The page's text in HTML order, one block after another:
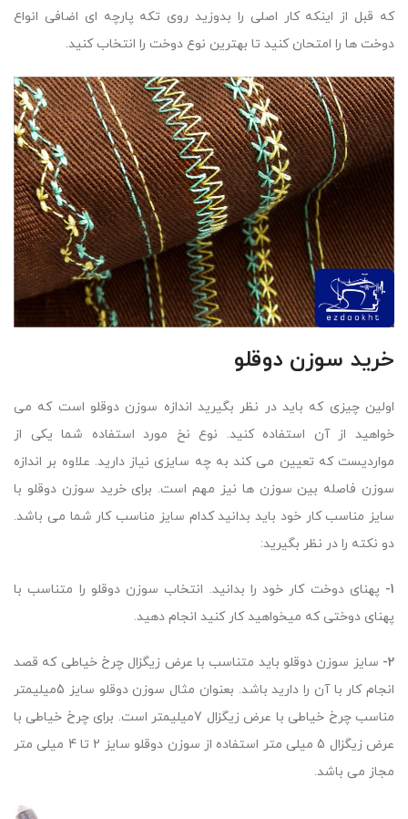
که قبل از اینکه کار اصلی را بدوزید روی تکه پارچه ای اضافی انواع
دوخت ها را امتحان کنید تا بهترین نوع دوخت را انتخاب کنید.
خرید سوزن دوقلو
اولین چیزی که باید در نظر بگیرید اندازه سوزن دوقلو است که می
خواهید از آن استفاده کنید. نوع نخ مورد استفاده شما یکی از
مواردیست که تعیین می کند به چه سایزی نیاز دارید. علاوه بر اندازه
سوزن فاصله بین سوزن ها نیز مهم است. برای خرید سوزن دوقلو با
سایز مناسب کار خود باید بدانید کدام سایز مناسب کار شما می باشد.
دو نکته را در نظر بگیرید:
1-
پهنای دوخت کار خود را بدانید. انتخاب سوزن دوقلو را متناسب با
پهنای دوختی که میخواهید کار کنید انجام دهید.
2- سایز سوزن دوقلو باید متناسب با عرض زیگزال چرخ خیاطی که قصد
انجام کار با آن را دارید باشد. بعنوان مثال سوزن دوقلو سایز 5میلیمتر
مناسب چرخ خیاطی با عرض زیگزال 7میلیمتر است. برای چرخ خیاطی با
عرض زیگزال 5 میلی متر استفاده از سوزن دوقلو سایز 2 تا 4 میلی متر
مجاز می باشد.